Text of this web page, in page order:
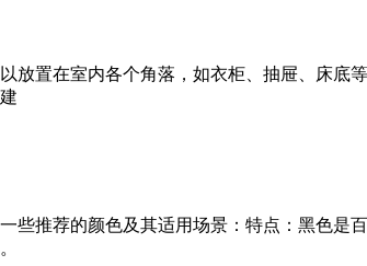
置在室内各个角落，如衣柜、抽屉、床底
推荐的颜色及其适用场景：特点：黑色是